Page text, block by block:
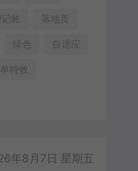
账 落地页
绿色 自适应
特效
年8月7日 星期五